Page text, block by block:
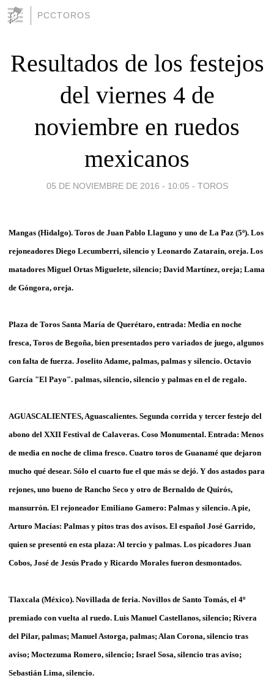
PCCTOROS
Resultados de los festejos
del viernes 4 de
noviembre en ruedos
mexicanos
05 DE NOVIEMBRE DE 2016 - 10:05 - TOROS
Mangas (Hidalgo). Toros de Juan Pablo Llaguno y uno de La Paz (5º). Los
rejoneadores Diego Lecumberri, silencio y Leonardo Zatarain, oreja. Los
matadores Miguel Ortas Miguelete, silencio; David Martínez, oreja; Lama
de Góngora, oreja.
Plaza de Toros Santa María de Querétaro, entrada: Media en noche
fresca, Toros de Begoña, bien presentados pero variados de juego, algunos
con falta de fuerza. Joselito Adame, palmas, palmas y silencio. Octavio
García "El Payo". palmas, silencio, silencio y palmas en el de regalo.
AGUASCALIENTES, Aguascalientes. Segunda corrida y tercer festejo del
abono del XXII Festival de Calaveras. Coso Monumental. Entrada: Menos
de media en noche de clima fresco. Cuatro toros de Guanamé que dejaron
mucho qué desear. Sólo el cuarto fue el que más se dejó. Y dos astados para
rejones, uno bueno de Rancho Seco y otro de Bernaldo de Quirós,
mansurrón. El rejoneador Emiliano Gamero: Palmas y silencio. A pie,
Arturo Macías: Palmas y pitos tras dos avisos. El español José Garrido,
quien se presentó en esta plaza: Al tercio y palmas. Los picadores Juan
Cobos, José de Jesús Prado y Ricardo Morales fueron desmontados.
Tlaxcala (México). Novillada de feria. Novillos de Santo Tomás, el 4º
premiado con vuelta al ruedo. Luis Manuel Castellanos, silencio; Rivera
del Pilar, palmas; Manuel Astorga, palmas; Alan Corona, silencio tras
aviso; Moctezuma Romero, silencio; Israel Sosa, silencio tras aviso;
Sebastián Lima, silencio.